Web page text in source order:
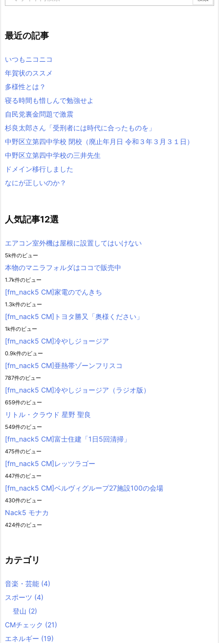
最近の記事
いつもニコニコ
年賀状のススメ
多様性とは？
寝る時間も惜しんで勉強せよ
自民党裏金問題で激震
杉良太郎さん「受刑者には時代に合ったものを」
中野区立第四中学校 閉校（廃止年月日 令和３年３月３１日）
中野区立第四中学校の三井先生
ドメイン移行しました
なにが正しいのか？
人気記事12選
エアコン室外機は屋根に設置してはいけない
5k件のビュー
本物のマニラフォルダはココで販売中
1.7k件のビュー
[fm_nack5 CM]家電のでんきち
1.3k件のビュー
[fm_nack5 CM]トヨタ勝又「奥様ください」
1k件のビュー
[fm_nack5 CM]冷やしジョージア
0.9k件のビュー
[fm_nack5 CM]亜熱帯ゾーンフリスコ
787件のビュー
[fm_nack5 CM]冷やしジョージア（ラジオ版）
659件のビュー
リトル・クラウド 星野 聖良
549件のビュー
[fm_nack5 CM]富士住建「1日5回清掃」
475件のビュー
[fm_nack5 CM]レッツラゴー
447件のビュー
[fm_nack5 CM]ベルヴィグループ27施設100の会場
430件のビュー
Nack5 モナカ
424件のビュー
カテゴリ
音楽・芸能 (4)
スポーツ (4)
登山 (2)
CMチェック (21)
エネルギー (19)